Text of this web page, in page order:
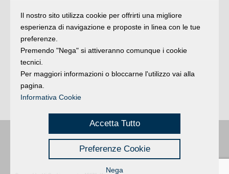
dall’agenzia milanese di graphic design GraFFiti
Media Factory, ed è stata preparata d’intesa con i Fox
Studios: la grafica approvata dalla casa madre
annuncia la mostra con un sonante “D’oh! Che
mostra!” di Homer, a cui fa eco l’irriverente Bart che
sbotta in un caratteristico “Ciucciati la mostra!”.
La mostra sarà a ingresso libero e gratuito ed è
visitabile senza bisogno di prenotazioni.
Buongiorno:Riminié una testata registrata presso il Tribunale di Rimini
registrazione n. 2 /28/02/2012| © 2024 buongiornoRimini
Privacy | Credits
Il nostro sito utilizza cookie per offrirti una migliore
esperienza di navigazione e proposte in linea con le tue
preferenze.
Premendo "Nega" si attiveranno comunque i cookie
tecnici.
Per maggiori informazioni o bloccarne l'utilizzo vai alla
pagina.
Informativa Cookie
Accetta Tutto
Preferenze Cookie
Nega